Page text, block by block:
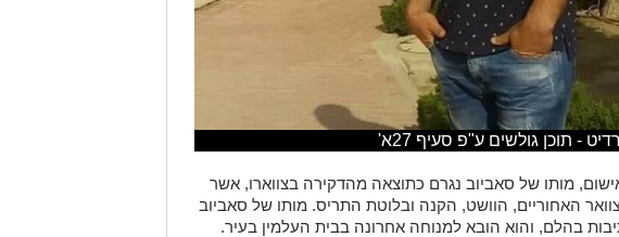
- תוכן גולשים ע"פ סעיף 27א'
מותו של סאביוב נגרם כתוצאה מהדקירה בצווארו, אשר
האחוריים, הוושט, הקנה ובלוטת התריס. מותו של סאביוב
בהלם, והוא הובא למנוחה אחרונה בבית העלמין בעיר.